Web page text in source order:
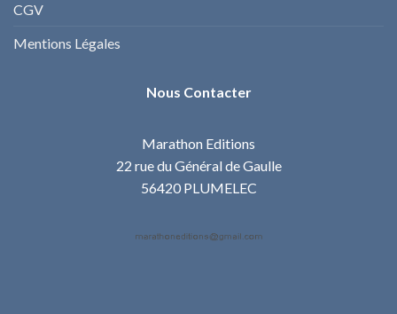
CGV
Mentions Légales
Nous Contacter
Marathon Editions
22 rue du Général de Gaulle
56420 PLUMELEC